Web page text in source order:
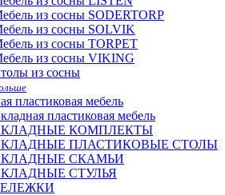
из сосны SODERTORP
из сосны SOLVIK
из сосны TORPET
из сосны VIKING
из сосны
пластиковая мебель
пластиковая мебель
КОМПЛЕКТЫ
ПЛАСТИКОВЫЕ СТОЛЫ
СКАМЬИ
СТУЛЬЯ